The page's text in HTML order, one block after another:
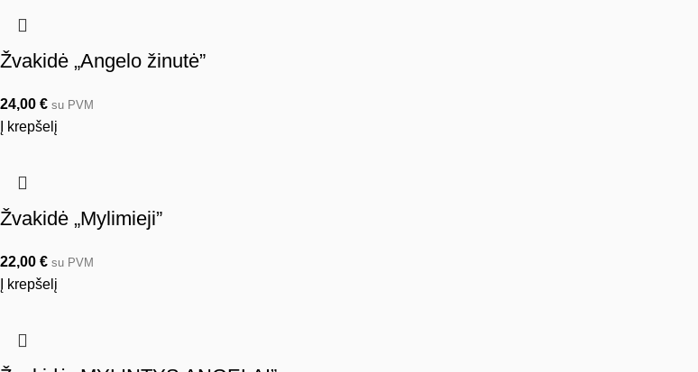
Žvakidė „Angelo žinutė”
24,00 € su PVM
Į krepšelį
Žvakidė „Mylimieji”
22,00 € su PVM
Į krepšelį